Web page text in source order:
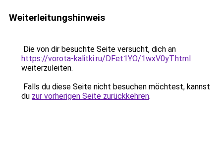
Weiterleitungshinweis
Die von dir besuchte Seite versucht, dich an
https://vorota-kalitki.ru/DFet1YO/1wxV0yT.html
weiterzuleiten.
Falls du diese Seite nicht besuchen möchtest, kannst
du zur vorherigen Seite zurückkehren.